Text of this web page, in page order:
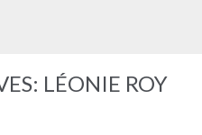
LÉONIE ROY